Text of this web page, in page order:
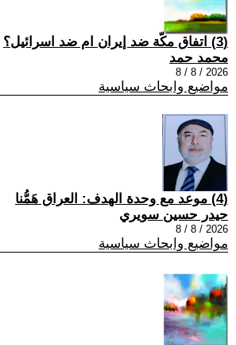
(3) اتفاق مكّة ضد إيران ام ضد اسرائيل؟
محمد حمد
2026 / 8 / 8
مواضيع وابحاث سياسية
(4) موعد مع وحدة الهدف: العراق هَمُّنا
حيدر حسين سويري
2026 / 8 / 8
مواضيع وابحاث سياسية